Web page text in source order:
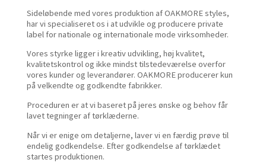
Sideløbende med vores produktion af OAKMORE styles,
har vi specialiseret os i at udvikle og producere private
label for nationale og internationale mode virksomheder.
Vores styrke ligger i kreativ udvikling, høj kvalitet,
kvalitetskontrol og ikke mindst tilstedeværelse overfor
vores kunder og leverandører. OAKMORE producerer kun
på velkendte og godkendte fabrikker.
Proceduren er at vi baseret på jeres ønske og behov får
lavet tegninger af tørklæderne.
Når vi er enige om detaljerne, laver vi en færdig prøve til
endelig godkendelse. Efter godkendelse af tørklædet
startes produktionen.